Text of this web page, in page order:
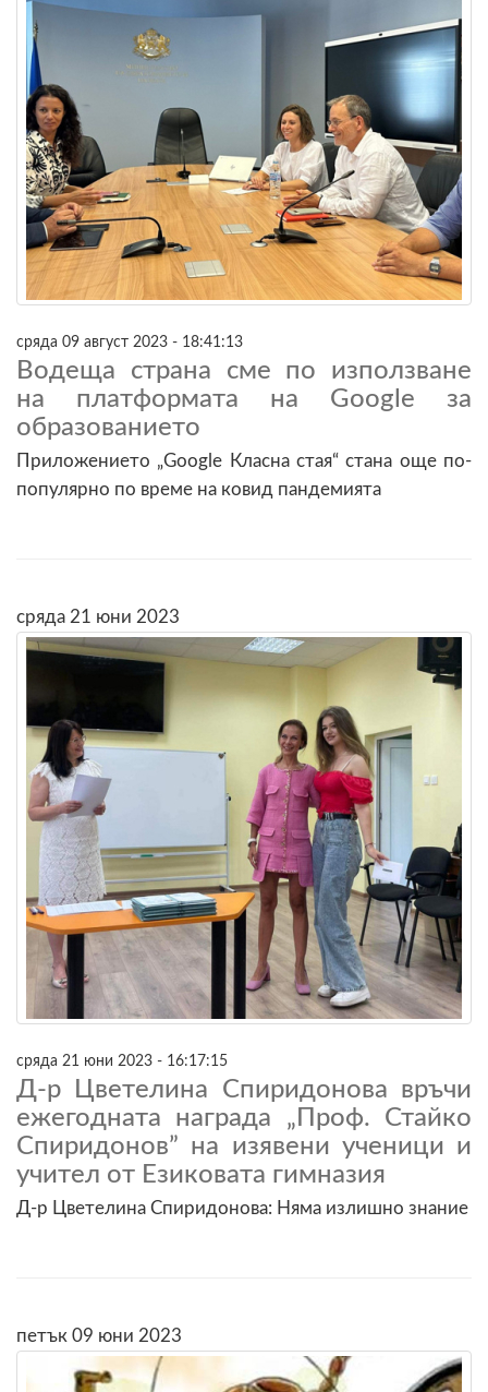
сряда 09 август 2023 - 18:41:13
Водеща страна сме по използване
на платформата на Google за
образованието
Приложението „Google Класна стая“ стана още по-
популярно по време на ковид пандемията
сряда 21 юни 2023
сряда 21 юни 2023 - 16:17:15
Д-р Цветелина Спиридонова връчи
ежегодната награда „Проф. Стайко
Спиридонов” на изявени ученици и
учител от Езиковата гимназия
Д-р Цветелина Спиридонова: Няма излишно знание
петък 09 юни 2023